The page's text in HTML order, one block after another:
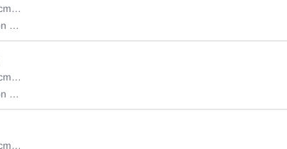
Betriebsdruck bis zu 1 MPa (10 kg/cm2) (Rolle à 10m)
Benzin und Dieselkraftstoff, Öl, Ozon und Witterungseinflüsse
Betriebsdruck bis zu 1 MPa (10 kg/cm2) (Rolle à 15m)
Benzin und Dieselkraftstoff, Öl, Ozon und Witterungseinflüsse
Betriebsdruck bis zu 1 MPa (10 kg/cm2) (Rolle à 15m)